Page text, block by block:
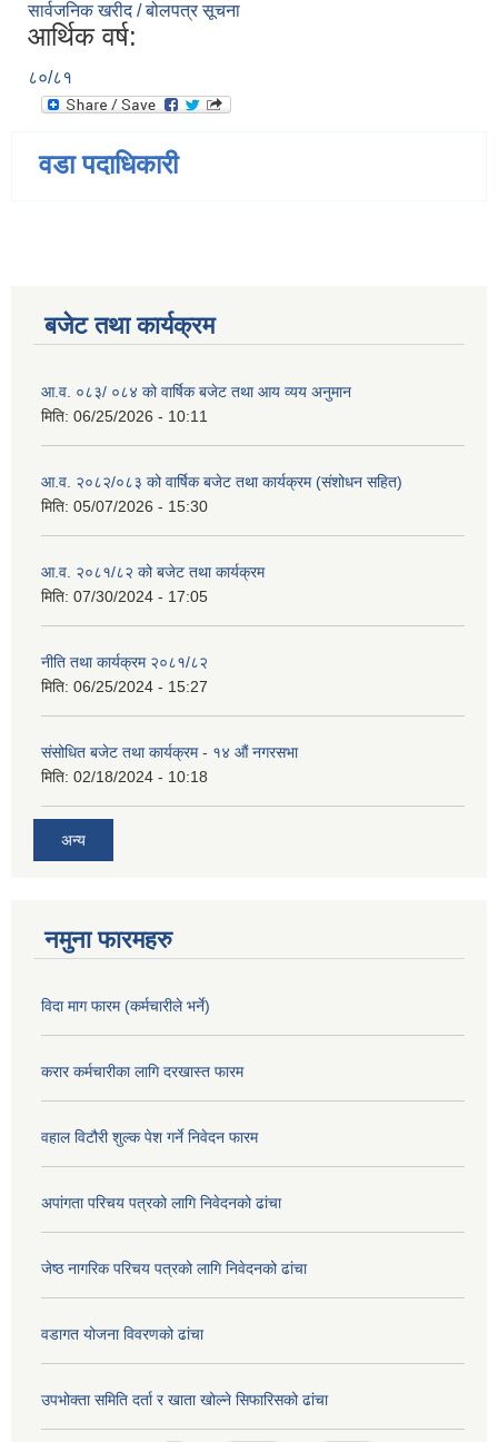
सार्वजनिक खरीद / बोलपत्र सूचना
आर्थिक वर्ष:
८०/८१
वडा पदाधिकारी
बजेट तथा कार्यक्रम
आ.व. ०८३/ ०८४ को वार्षिक बजेट तथा आय व्यय अनुमान
मिति: 06/25/2026 - 10:11
आ.व. २०८२/०८३ को वार्षिक बजेट तथा कार्यक्रम (संशोधन सहित)
मिति: 05/07/2026 - 15:30
आ.व. २०८१/८२ को बजेट तथा कार्यक्रम
मिति: 07/30/2024 - 17:05
नीति तथा कार्यक्रम २०८१/८२
मिति: 06/25/2024 - 15:27
संसोधित बजेट तथा कार्यक्रम - १४ औं नगरसभा
मिति: 02/18/2024 - 10:18
अन्य
नमुना फारमहरु
विदा माग फारम (कर्मचारीले भर्ने)
करार कर्मचारीका लागि दरखास्त फारम
वहाल विटौरी शुल्क पेश गर्ने निवेदन फारम
अपांगता परिचय पत्रको लागि निवेदनको ढांचा
जेष्ठ नागरिक परिचय पत्रको लागि निवेदनको ढांचा
वडागत योजना विवरणको ढांचा
उपभोक्ता समिति दर्ता र खाता खोल्ने सिफारिसको ढांचा